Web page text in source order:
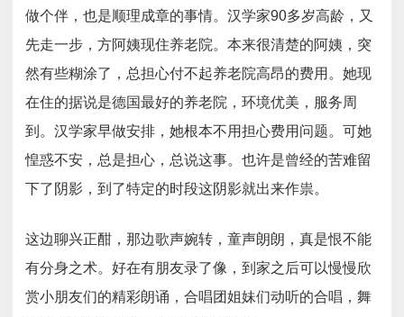
做个伴，也是顺理成章的事情。汉学家90多岁高龄，又
先走一步，方阿姨现住养老院。本来很清楚的阿姨，突
然有些糊涂了，总担心付不起养老院高昂的费用。她现
在住的据说是德国最好的养老院，环境优美，服务周
到。汉学家早做安排，她根本不用担心费用问题。可她
惶惑不安，总是担心，总说这事。也许是曾经的苦难留
下了阴影，到了特定的时段这阴影就出来作祟。
这边聊兴正酣，那边歌声婉转，童声朗朗，真是恨不能
有分身之术。好在有朋友录了像，到家之后可以慢慢欣
赏小朋友们的精彩朗诵，合唱团姐妹们动听的合唱，舞